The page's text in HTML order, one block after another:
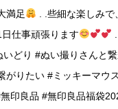
満足
. .些細な楽しみ
仕事頑張ります
いどり #ぬい撮りさんと
がりたい #ミッキーマウ
印良品 #無印良品福袋